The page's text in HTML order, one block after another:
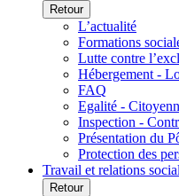
Retour
L’actualité
Formations
Lutte contre
Hébergement -
FAQ
Egalité -
Inspection -
Présentation du
Protection des
Travail et relations
Retour